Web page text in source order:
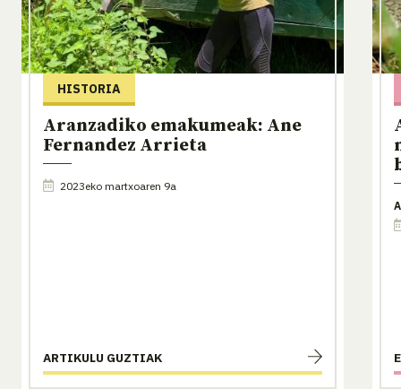
HISTORIA
Aranzadiko emakumeak: Ane
Fernandez Arrieta
2023eko martxoaren 9a
ARTIKULU GUZTIAK